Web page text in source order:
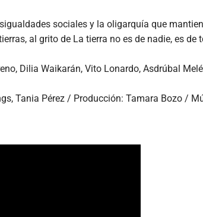
sociales y la oligarquía que
al grito de La tierra no es de nadie, es de
Dilia Waikarán, Vito Lonardo, Asdrúbal
Tania Pérez / Producción: Tamara Bozo /